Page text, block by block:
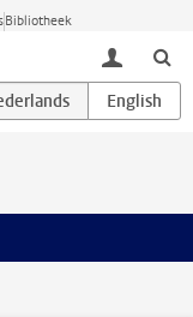
Bibliotheek
toggle